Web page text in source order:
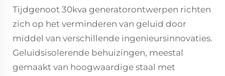
Tijdgenoot 30kva generatorontwerpen richten
zich op het verminderen van geluid door
middel van verschillende ingenieursinnovaties.
Geluidsisolerende behuizingen, meestal
gemaakt van hoogwaardige staal met